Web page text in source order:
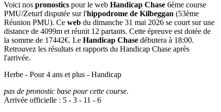
Voici nos pronostics pour le web Handicap Chase 6ème course
PMU/Zeturf disputée sur l'hippodrome de Kilbeggan (53ème
Réunion PMU). Ce web du dimanche 31 mai 2026 se court sur une
distance de 4099m et réunit 12 partants. Cette épreuve est dotée de
la somme de 17442€. Le Handicap Chase débutera à 18:00.
Retrouvez les résultats et rapports du Handicap Chase après
l'arrivée.
Herbe - Pour 4 ans et plus - Handicap
pas de pronostic base pour cette course.
Arrivée officielle : 5 - 3 - 11 - 6